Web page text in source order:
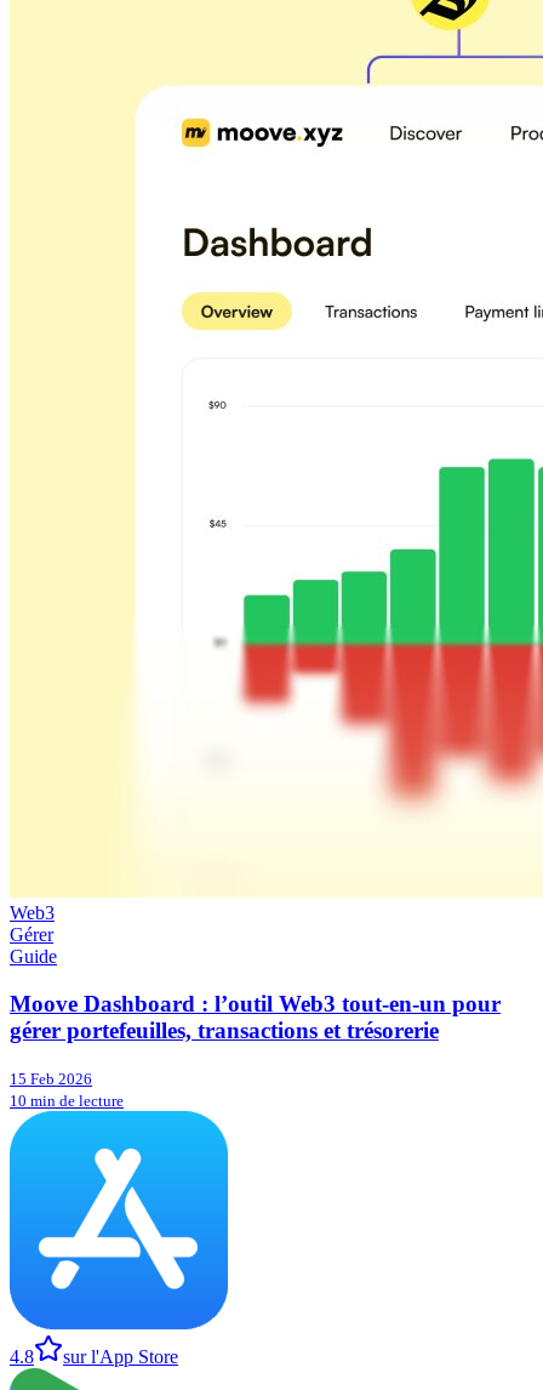
Web3
Gérer
Guide
Moove Dashboard : l’outil Web3 tout-en-un pour
gérer portefeuilles, transactions et trésorerie
15 Feb 2026
10 min de lecture
4.8 sur l'App Store